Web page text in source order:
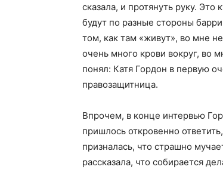
сказала, и протянуть руку.
будут по разные стороны
том, как там «живут», во мне
очень много крови вокруг, во
понял: Катя Гордон в первую
правозащитница.
Впрочем, в конце интервью
пришлось откровенно
призналась, что страшно
рассказала, что собирается